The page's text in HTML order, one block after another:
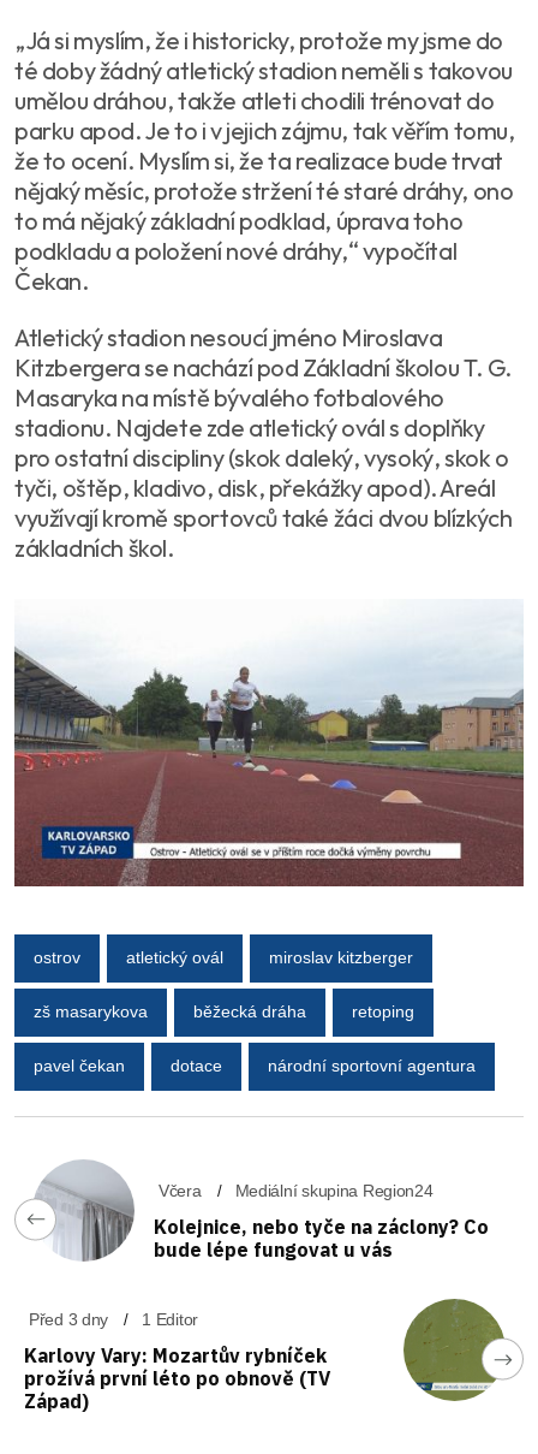
„Já si myslím, že i historicky, protože my jsme do
té doby žádný atletický stadion neměli s takovou
umělou dráhou, takže atleti chodili trénovat do
parku apod. Je to i v jejich zájmu, tak věřím tomu,
že to ocení. Myslím si, že ta realizace bude trvat
nějaký měsíc, protože stržení té staré dráhy, ono
to má nějaký základní podklad, úprava toho
podkladu a položení nové dráhy,“ vypočítal
Čekan.
Atletický stadion nesoucí jméno Miroslava
Kitzbergera se nachází pod Základní školou T. G.
Masaryka na místě bývalého fotbalového
stadionu. Najdete zde atletický ovál s doplňky
pro ostatní discipliny (skok daleký, vysoký, skok o
tyči, oštěp, kladivo, disk, překážky apod). Areál
využívají kromě sportovců také žáci dvou blízkých
základních škol.
ostrov atletický ovál miroslav kitzberger
zš masarykova běžecká dráha retoping
pavel čekan dotace národní sportovní agentura
Včera Mediální skupina Region24
Kolejnice, nebo tyče na záclony? Co
bude lépe fungovat u vás
Před 3 dny 1 Editor
Karlovy Vary: Mozartův rybníček
prožívá první léto po obnově (TV
Západ)